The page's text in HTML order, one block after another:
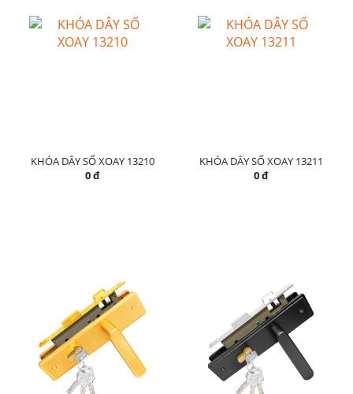
KHÓA DÂY SỐ XOAY 13210
0 đ
KHÓA DÂY SỐ XOAY 13211
0 đ